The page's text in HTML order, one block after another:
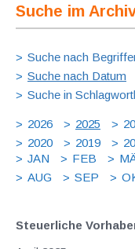
Suche im
Suche nach
Suche nach Datum
Suche in
2026 2025
2020
2019
JAN
FEB
AUG
SEP
Steuerliche